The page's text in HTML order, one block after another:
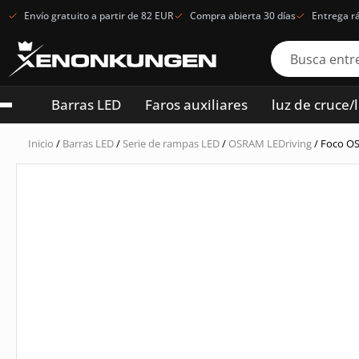
Envío gratuito a partir de 82 EUR Compra abierta 30 días Entrega
Barras LED Faros auxiliares luz de
Inicio / Barras LED/ Serie de rampas LED/ OSRAM LEDriving/ Foco